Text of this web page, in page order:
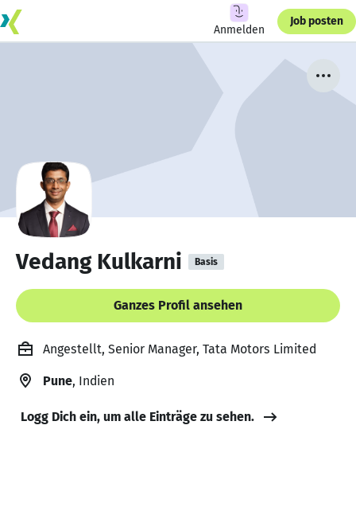
Anmelden
Job posten
Vedang Kulkarni Basis
Ganzes Profil ansehen
Angestellt, Senior Manager, Tata Motors Limited
Pune, Indien
Logg Dich ein, um alle Einträge zu sehen.